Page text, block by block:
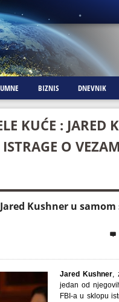
BIZNIS DNEVNIK
KUĆE : JARED
O
Kushner u

Jared Kushner,
jedan od
FBI-a u sklopu